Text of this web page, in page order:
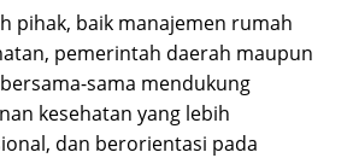
pihak, baik manajemen rumah
pemerintah daerah maupun
sama mendukung
kesehatan yang lebih
dan berorientasi pada